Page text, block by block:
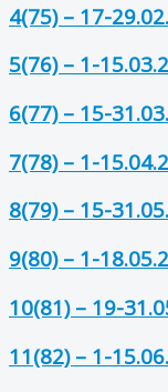
4(75) – 17-
5(76) – 1-
6(77) – 15-
7(78) – 1-
8(79) – 15-
9(80) – 1-
10(81) – 19-
11(82) – 1-